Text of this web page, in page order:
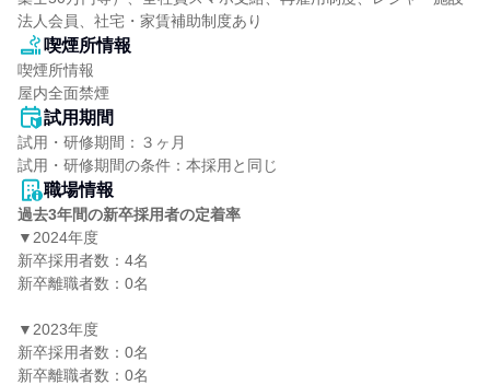
法人会員、社宅・家賃補助制度あり
喫煙所情報
喫煙所情報
屋内全面禁煙
試用期間
試用・研修期間：３ヶ月
職場情報
過去3年間の新卒採用者の定着率
▼2024年度
新卒採用者数：4名
新卒離職者数：0名
▼2023年度
新卒採用者数：0名
新卒離職者数：0名